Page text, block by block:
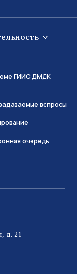
ГИИС ДМДК
вопросы
очередь
д. 21